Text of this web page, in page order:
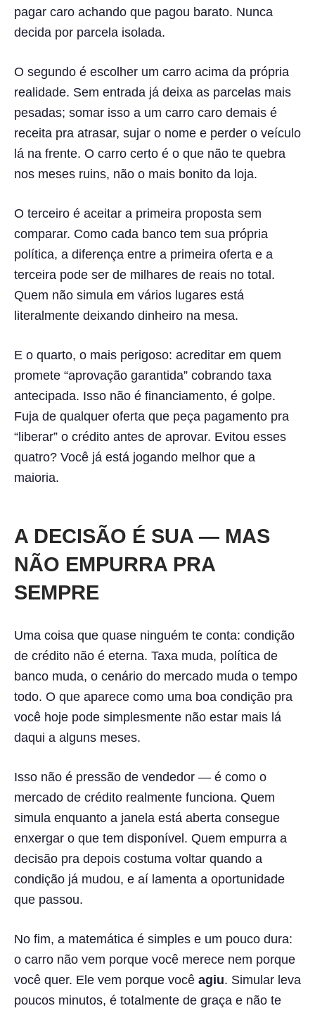
pagar caro achando que pagou barato. Nunca
decida por parcela isolada.
O segundo é escolher um carro acima da própria
realidade. Sem entrada já deixa as parcelas mais
pesadas; somar isso a um carro caro demais é
receita pra atrasar, sujar o nome e perder o veículo
lá na frente. O carro certo é o que não te quebra
nos meses ruins, não o mais bonito da loja.
O terceiro é aceitar a primeira proposta sem
comparar. Como cada banco tem sua própria
política, a diferença entre a primeira oferta e a
terceira pode ser de milhares de reais no total.
Quem não simula em vários lugares está
literalmente deixando dinheiro na mesa.
E o quarto, o mais perigoso: acreditar em quem
promete “aprovação garantida” cobrando taxa
antecipada. Isso não é financiamento, é golpe.
Fuja de qualquer oferta que peça pagamento pra
“liberar” o crédito antes de aprovar. Evitou esses
quatro? Você já está jogando melhor que a
maioria.
A DECISÃO É SUA — MAS
NÃO EMPURRA PRA
SEMPRE
Uma coisa que quase ninguém te conta: condição
de crédito não é eterna. Taxa muda, política de
banco muda, o cenário do mercado muda o tempo
todo. O que aparece como uma boa condição pra
você hoje pode simplesmente não estar mais lá
daqui a alguns meses.
Isso não é pressão de vendedor — é como o
mercado de crédito realmente funciona. Quem
simula enquanto a janela está aberta consegue
enxergar o que tem disponível. Quem empurra a
decisão pra depois costuma voltar quando a
condição já mudou, e aí lamenta a oportunidade
que passou.
No fim, a matemática é simples e um pouco dura:
o carro não vem porque você merece nem porque
você quer. Ele vem porque você agiu. Simular leva
poucos minutos, é totalmente de graça e não te